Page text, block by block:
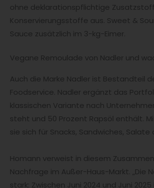
ohne deklarationspflichtige
Konservierungsstoffe aus. Sweet &
Sauce zusätzlich im 3-kg-Eimer.
Vegane Remoulade von Nadler und
Auch die Marke Nadler ist Bestandteil
Foodservice. Nadler ergänzt das
klassischen Variante nach
steht und 50 Prozent Rapsöl enthält.
sie sich für Snacks, Sandwiches, Salate
Homann verweist in diesem
Nachfrage im Außer-Haus-Markt.
stark: Zwischen Juni 2024 und Juni